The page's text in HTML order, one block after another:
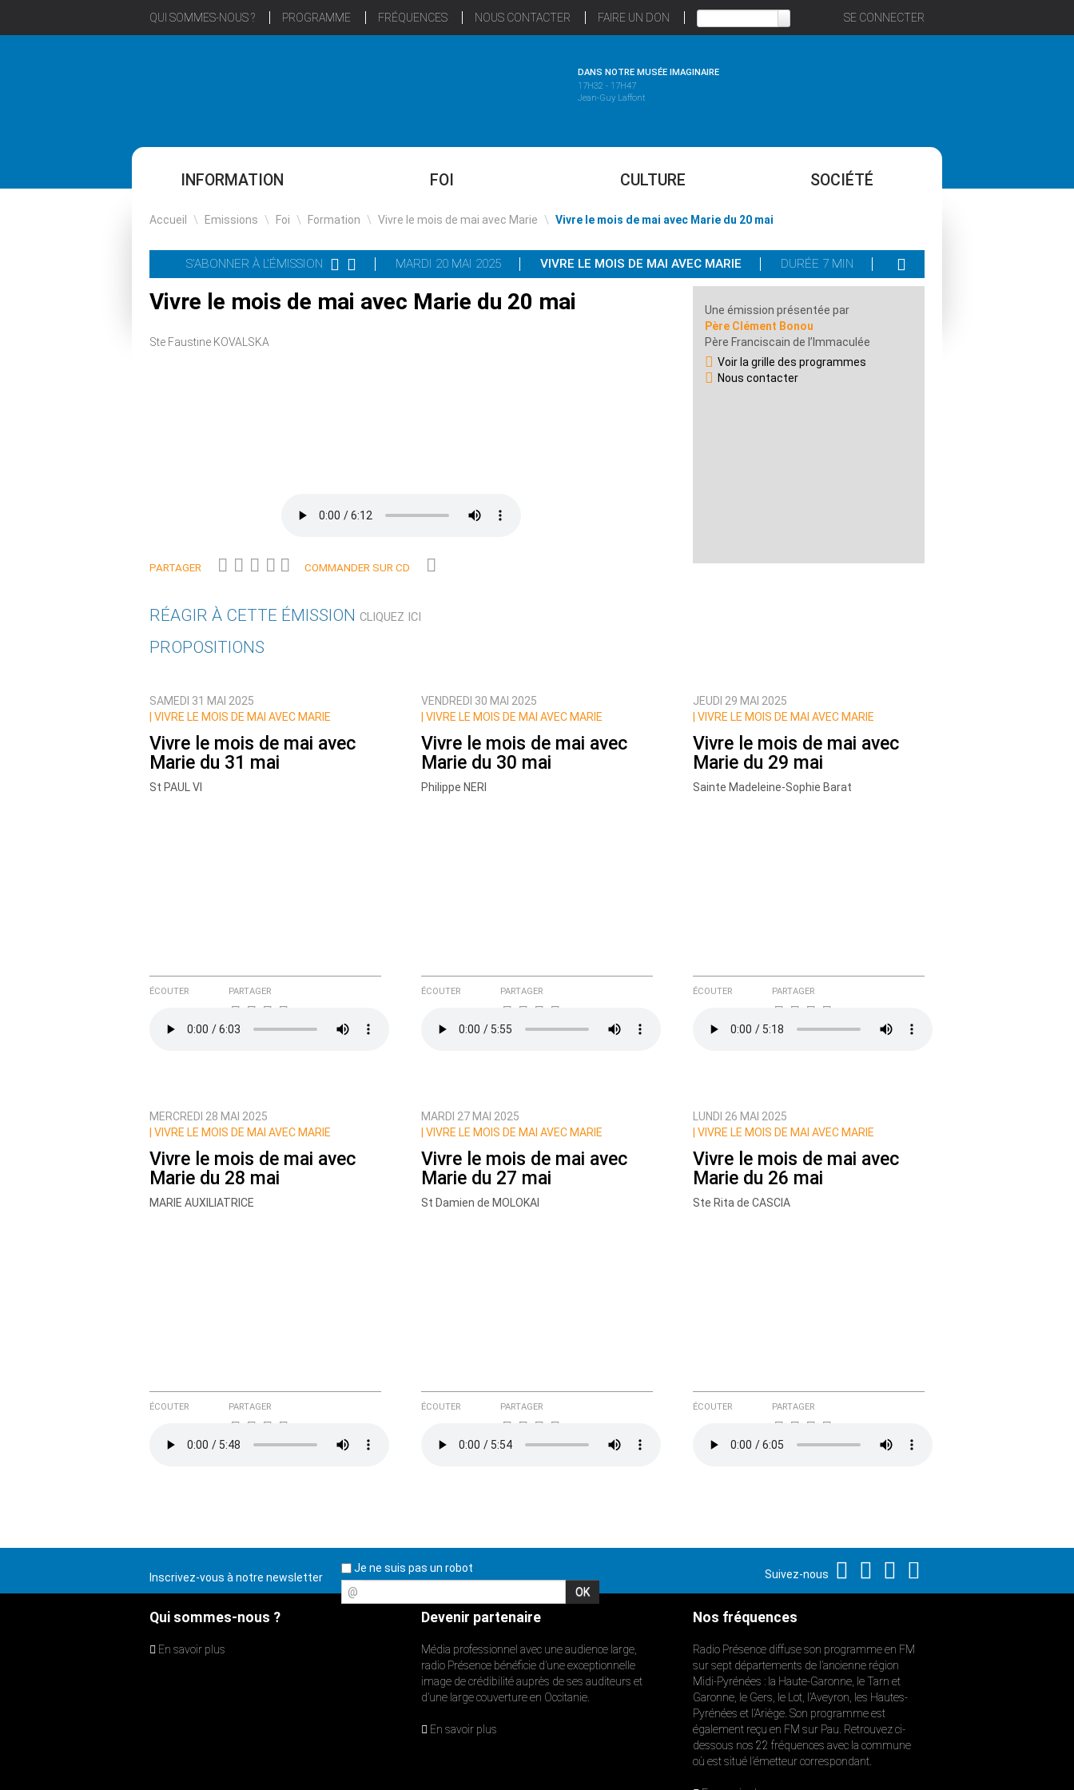
QUI SOMMES-NOUS ? PROGRAMME FRÉQUENCES NOUS CONTACTER FAIRE UN DON SE CONNECTER
DANS NOTRE MUSÉE IMAGINAIRE
17H32 - 17H47
Jean-Guy Laffont
INFORMATION FOI CULTURE SOCIÉTÉ
Accueil \ Emissions \ Foi \ Formation \ Vivre le mois de mai avec Marie \ Vivre le mois de mai avec Marie du 20 mai
S'ABONNER À L'ÉMISSION MARDI 20 MAI 2025 VIVRE LE MOIS DE MAI AVEC MARIE DURÉE 7 MIN
Vivre le mois de mai avec Marie du 20 mai
Ste Faustine KOVALSKA
PARTAGER COMMANDER SUR CD
Une émission présentée par
Père Clément Bonou
Père Franciscain de l’Immaculée
Voir la grille des programmes
Nous contacter
RÉAGIR À CETTE ÉMISSION CLIQUEZ ICI
Nom
Prévenez-moi de tous les nouveaux commentaires de cette discussion par email
PROPOSITIONS
SAMEDI 31 MAI 2025
VIVRE LE MOIS DE MAI AVEC MARIE
Vivre le mois de mai avec
Marie du 31 mai
St PAUL VI
ÉCOUTER PARTAGER
VENDREDI 30 MAI 2025
VIVRE LE MOIS DE MAI AVEC MARIE
Vivre le mois de mai avec
Marie du 30 mai
Philippe NERI
ÉCOUTER PARTAGER
JEUDI 29 MAI 2025
VIVRE LE MOIS DE MAI AVEC MARIE
Vivre le mois de mai avec
Marie du 29 mai
Sainte Madeleine-Sophie Barat
ÉCOUTER PARTAGER
MERCREDI 28 MAI 2025
VIVRE LE MOIS DE MAI AVEC MARIE
Vivre le mois de mai avec
Marie du 28 mai
MARIE AUXILIATRICE
ÉCOUTER PARTAGER
MARDI 27 MAI 2025
VIVRE LE MOIS DE MAI AVEC MARIE
Vivre le mois de mai avec
Marie du 27 mai
St Damien de MOLOKAI
ÉCOUTER PARTAGER
LUNDI 26 MAI 2025
VIVRE LE MOIS DE MAI AVEC MARIE
Vivre le mois de mai avec
Marie du 26 mai
Ste Rita de CASCIA
ÉCOUTER PARTAGER
Inscrivez-vous à notre newsletter
Je ne suis pas un robot
@
Suivez-nous
Qui sommes-nous ?
En savoir plus
Devenir partenaire
Média professionnel avec une audience large,
radio Présence bénéficie d’une exceptionnelle
image de crédibilité auprès de ses auditeurs et
d’une large couverture en Occitanie.
En savoir plus
Nos fréquences
Radio Présence diffuse son programme en FM
sur sept départements de l’ancienne région
Midi-Pyrénées : la Haute-Garonne, le Tarn et
Garonne, le Gers, le Lot, l’Aveyron, les Hautes-
Pyrénées et l’Ariège. Son programme est
également reçu en FM sur Pau. Retrouvez ci-
dessous nos 22 fréquences avec la commune
où est situé l’émetteur correspondant.